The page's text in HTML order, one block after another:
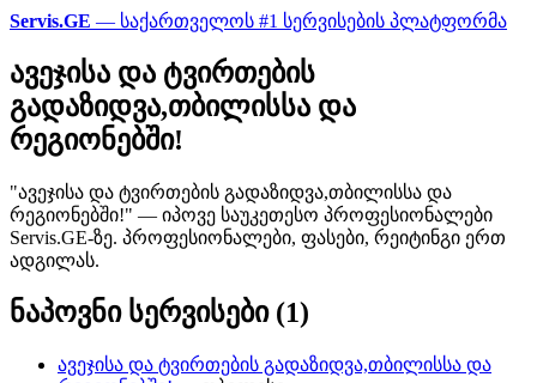
Servis.GE — საქართველოს #1 სერვისების პლატფორმა
ავეჯისა და ტვირთების
გადაზიდვა,თბილისსა და
რეგიონებში!
"ავეჯისა და ტვირთების გადაზიდვა,თბილისსა და
რეგიონებში!" — იპოვე საუკეთესო პროფესიონალები
Servis.GE-ზე. პროფესიონალები, ფასები, რეიტინგი ერთ
ადგილას.
ნაპოვნი სერვისები (1)
ავეჯისა და ტვირთების გადაზიდვა,თბილისსა და